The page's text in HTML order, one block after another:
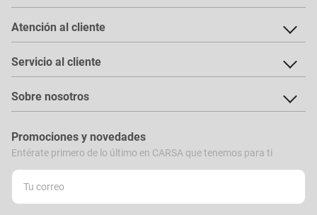
Atención al cliente
Servicio al cliente
Sobre nosotros
Promociones y novedades
Entérate primero de lo último en CARSA que tenemos para ti